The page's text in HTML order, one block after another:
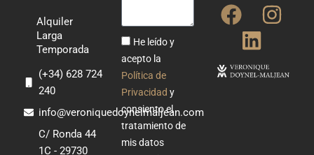
Alquiler
Larga
Temporada
(+34) 628 724
240
info@veroniquedoynelmaljean.com
C/ Ronda 44
1C - 29730
He leído y
acepto la
Política de
Privacidad y
consiento el
tratamiento de
mis datos
F
e
I
t
L
i
n
k